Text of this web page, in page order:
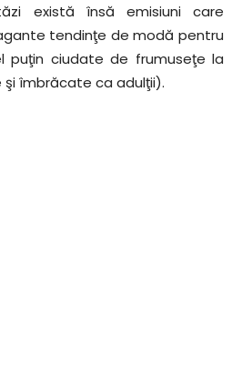
există însă emisiuni care
tendinţe de modă pentru
puţin ciudate de frumuseţe la
îmbrăcate ca adulţii).